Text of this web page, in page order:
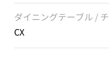
ダイニングテーブル /
CX